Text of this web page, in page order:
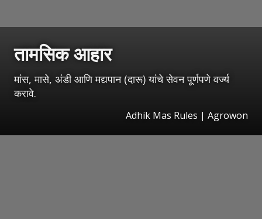
तामसिक आहार
मांस, मासे, अंडी आणि मद्यपान (दारू) यांचे सेवन पूर्णपणे वर्ज्य
करावे.
Adhik Mas Rules | Agrowon